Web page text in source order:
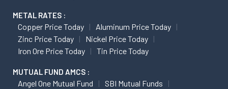
METAL RATES :
Copper Price Today
Aluminum Price Today
Zinc Price Today
Nickel Price Today
Iron Ore Price Today
Tin Price Today
MUTUAL FUND AMCS :
Angel One Mutual Fund
SBI Mutual Funds